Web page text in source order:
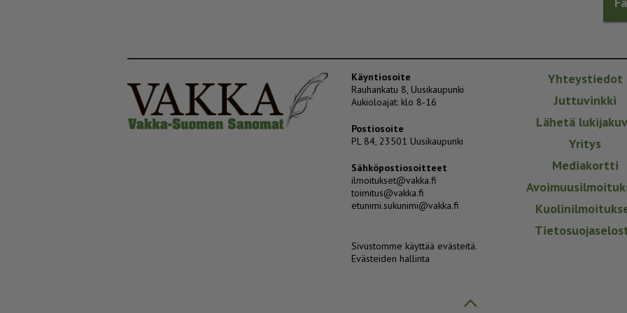
Käyntiosoite
Rauhankatu 8, Uusikaupunki
Aukioloajat: klo 8-16
Postiosoite
PL 84, 23501 Uusikaupunki
Sähköpostiosoitteet
ilmoitukset@vakka.fi
toimitus@vakka.fi
etunimi.sukunimi@vakka.fi
Sivustomme käyttää evästeitä.
Evästeiden hallinta
Yhteystiedot
Juttuvinkki
Lähetä
Yritys
Mediakortti